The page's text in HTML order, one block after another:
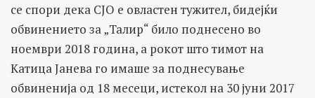
се спори дека СЈО е овластен тужител, бидејќи
обвинението за „Талир“ било поднесено во
ноември 2018 година, а рокот што тимот на
Катица Јанева го имаше за поднесување
обвиненија од 18 месеци, истекол на 30 јуни 2017